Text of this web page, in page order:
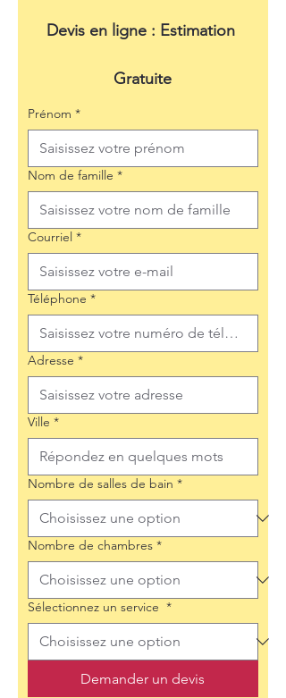
Devis en ligne : Estimation
Gratuite
Prénom *
Nom de famille *
Courriel *
Téléphone *
Adresse *
Ville *
Nombre de salles de bain *
Nombre de chambres *
Sélectionnez un service *
Demander un devis